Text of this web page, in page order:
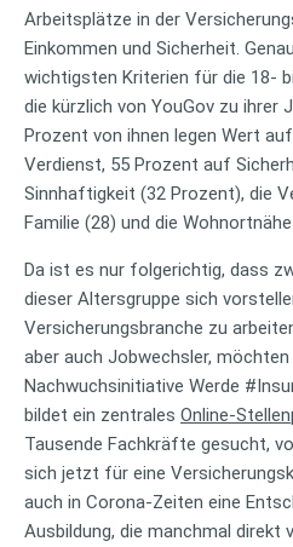
Arbeitsplätze in der
Einkommen und Sicherheit.
wichtigsten Kriterien für die 18-
die kürzlich von YouGov zu ihrer
Prozent von ihnen legen Wert
Verdienst, 55 Prozent auf
Sinnhaftigkeit (32 Prozent), die
Familie (28) und die
Da ist es nur folgerichtig, dass
dieser Altersgruppe sich
Versicherungsbranche zu
aber auch Jobwechsler,
Nachwuchsinitiative Werde
bildet ein zentrales Online-
Tausende Fachkräfte gesucht,
sich jetzt für eine
auch in Corona-Zeiten eine
Ausbildung, die manchmal direkt